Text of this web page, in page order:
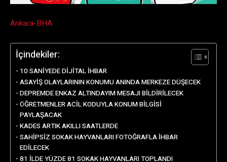
Ankara-BHA
İçindekiler:
10 SANİYEDE DİJİTAL İHBAR
ASAYİŞ OLAYLARININ KONUMU ANINDA MERKEZE DÜŞECEK
DEPREMDE ENKAZ ALTINDAYIM MESAJI BİLDİRİLECEK
ÖĞRETMENLER ACİL KODUYLA KONUM BİLGİSİ
PAYLAŞACAK
KADES ARTIK AKILLI SAATLERDE
SAHİPSİZ SOKAK HAYVANLARI FOTOĞRAFLA İHBAR
EDİLECEK
81 İLDE YÜZDE 81 SOKAK HAYVANLARI TOPLANDI